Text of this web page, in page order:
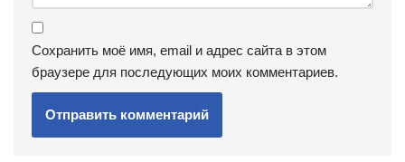
Сохранить моё имя, email и адрес сайта в этом
браузере для последующих моих комментариев.